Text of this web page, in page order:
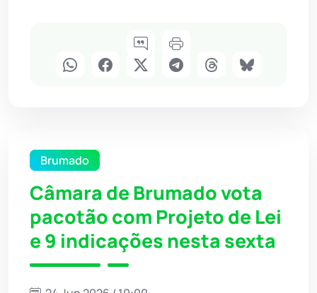
Brumado
Câmara de Brumado vota
pacotão com Projeto de Lei
e 9 indicações nesta sexta